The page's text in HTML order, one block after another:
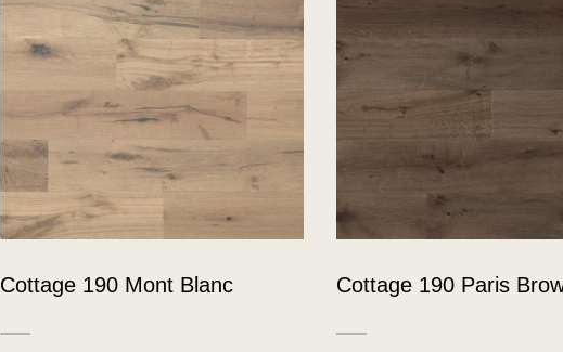
Cottage 190 Mont Blanc Cottage 190 Paris